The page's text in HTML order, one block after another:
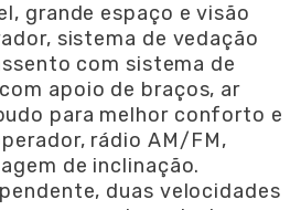
grande espaço e visão
sistema de vedação
com sistema de
apoio de braços, ar
para melhor conforto e
rádio AM/FM,
de inclinação.
duas velocidades